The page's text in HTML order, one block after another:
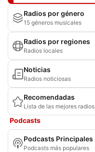
Radios por género
15 géneros musicales
Radios por regiones
Radios locales
Noticias
Radios noticiosas
Recomendadas
Lista de las mejores radios
Podcasts
Podcasts Principales
Podcasts más populares